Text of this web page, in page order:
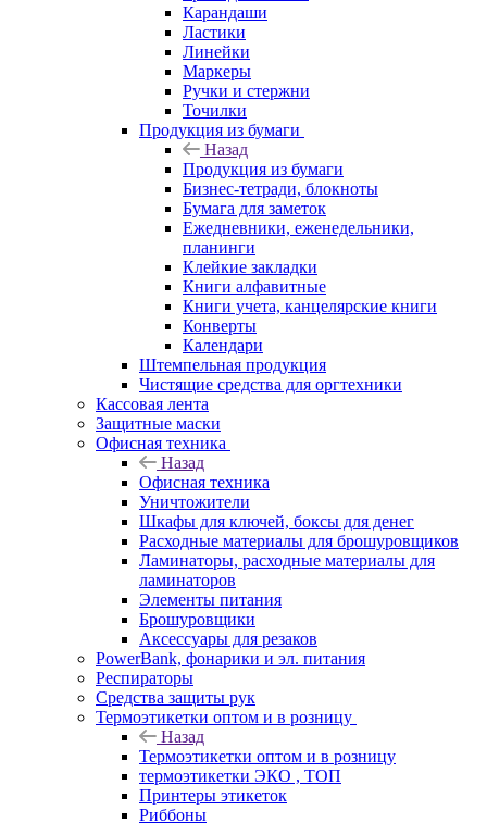
Карандаши
Ластики
Линейки
Маркеры
Ручки и стержни
Точилки
Продукция из бумаги
Назад
Продукция из бумаги
Бизнес-тетради, блокноты
Бумага для заметок
Ежедневники, еженедельники,
планинги
Клейкие закладки
Книги алфавитные
Книги учета, канцелярские книги
Конверты
Календари
Штемпельная продукция
Чистящие средства для оргтехники
Кассовая лента
Защитные маски
Офисная техника
Назад
Офисная техника
Уничтожители
Шкафы для ключей, боксы для денег
Расходные материалы для брошуровщиков
Ламинаторы, расходные материалы для
ламинаторов
Элементы питания
Брошуровщики
Аксессуары для резаков
PowerBank, фонарики и эл. питания
Респираторы
Средства защиты рук
Термоэтикетки оптом и в розницу
Назад
Термоэтикетки оптом и в розницу
термоэтикетки ЭКО , ТОП
Принтеры этикеток
Риббоны